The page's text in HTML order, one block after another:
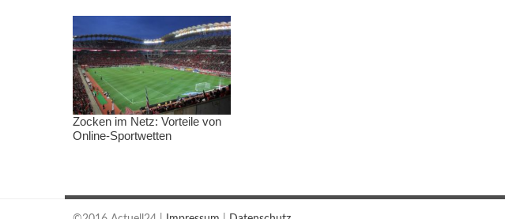
Zocken im Netz: Vorteile von
Online-Sportwetten